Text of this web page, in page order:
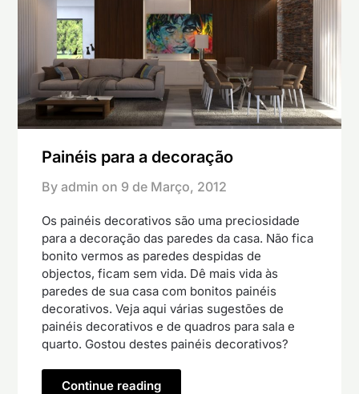
Painéis para a decoração
By admin on 9 de Março, 2012
Os painéis decorativos são uma preciosidade
para a decoração das paredes da casa. Não fica
bonito vermos as paredes despidas de
objectos, ficam sem vida. Dê mais vida às
paredes de sua casa com bonitos painéis
decorativos. Veja aqui várias sugestões de
painéis decorativos e de quadros para sala e
quarto. Gostou destes painéis decorativos?
Continue reading